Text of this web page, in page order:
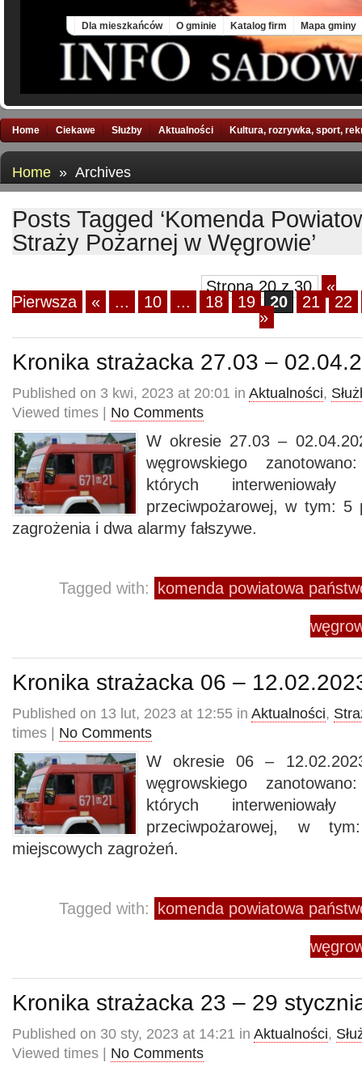
Dla mieszkańców O gminie Katalog firm Mapa gminy
Home Ciekawe Służby Aktualności Kultura, rozrywka, sport,
Home » Archives
Posts Tagged ‘Komenda
Straży Pożarnej w Węgrowie’
Strona 20 z 30
«
Pierwsza
« ... 10 ... 18 19 20 21
22
»
Kronika strażacka 27.03 –
Published on 3 kwi, 2023 at 20:01 in Aktualności,
Viewed times | No Comments
W okresie 27.03 –
węgrowskiego
których
przeciwpożarowej, w tym: 5
zagrożenia i dwa alarmy fałszywe.
Tagged with: komenda powiatowa
Kronika strażacka 06 –
Published on 13 lut, 2023 at 12:55 in Aktualności,
times | No Comments
W okresie 06 –
węgrowskiego
których
przeciwpożarowej, w
miejscowych zagrożeń.
Tagged with: komenda powiatowa
Kronika strażacka 23 – 29
Published on 30 sty, 2023 at 14:21 in Aktualności,
Viewed times | No Comments